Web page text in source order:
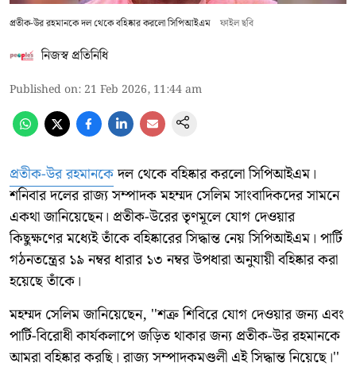
প্রতীক-উর রহমানকে দল থেকে বহিষ্কার করলো সিপিআইএম ফাইল ছবি
নিজস্ব প্রতিনিধি
Published on: 21 Feb 2026, 11:44 am
প্রতীক-উর রহমানকেদল থেকে বহিষ্কার করলো সিপিআইএম।
শনিবার দলের রাজ্য সম্পাদক মহম্মদ সেলিম সাংবাদিকদের সামনে
একথা জানিয়েছেন। প্রতীক-উরের তৃণমূলে যোগ দেওয়ার
কিছুক্ষণের মধ্যেই তাঁকে বহিষ্কারের সিদ্ধান্ত নেয় সিপিআইএম। পার্টি
গঠনতন্ত্রের ১৯ নম্বর ধারার ১৩ নম্বর উপধারা অনুযায়ী বহিষ্কার করা
হয়েছে তাঁকে।
মহম্মদ সেলিম জানিয়েছেন, ''শত্রু শিবিরে যোগ দেওয়ার জন্য এবং
পার্টি-বিরোধী কার্যকলাপে জড়িত থাকার জন্য প্রতীক-উর রহমানকে
আমরা বহিষ্কার করছি। রাজ্য সম্পাদকমণ্ডলী এই সিদ্ধান্ত নিয়েছে।''